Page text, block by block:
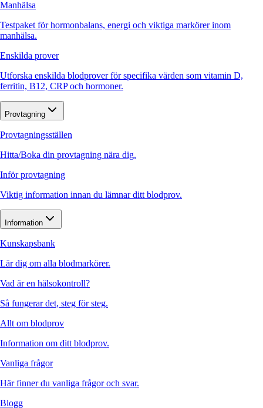
Manhälsa
Testpaket för hormonbalans, energi och viktiga markörer inom
manhälsa.
Enskilda prover
Utforska enskilda blodprover för specifika värden som vitamin D,
ferritin, B12, CRP och hormoner.
Provtagning
Provtagningsställen
Hitta/Boka din provtagning nära dig.
Inför provtagning
Viktig information innan du lämnar ditt blodprov.
Information
Kunskapsbank
Lär dig om alla blodmarkörer.
Vad är en hälsokontroll?
Så fungerar det, steg för steg.
Allt om blodprov
Information om ditt blodprov.
Vanliga frågor
Här finner du vanliga frågor och svar.
Blogg